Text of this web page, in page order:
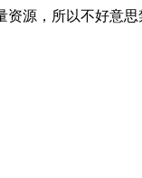
资源，所以不好意